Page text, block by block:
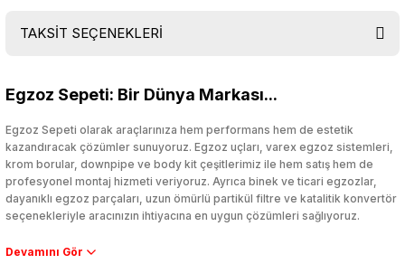
TAKSİT SEÇENEKLERİ
Egzoz Sepeti: Bir Dünya Markası...
Egzoz Sepeti olarak araçlarınıza hem performans hem de estetik
kazandıracak çözümler sunuyoruz. Egzoz uçları, varex egzoz sistemleri,
krom borular, downpipe ve body kit çeşitlerimiz ile hem satış hem de
profesyonel montaj hizmeti veriyoruz. Ayrıca binek ve ticari egzozlar,
dayanıklı egzoz parçaları, uzun ömürlü partikül filtre ve katalitik konvertör
seçenekleriyle aracınızın ihtiyacına en uygun çözümleri sağlıyoruz.
Performans artışı isteyen sürücüler için özel performans egzozları ve